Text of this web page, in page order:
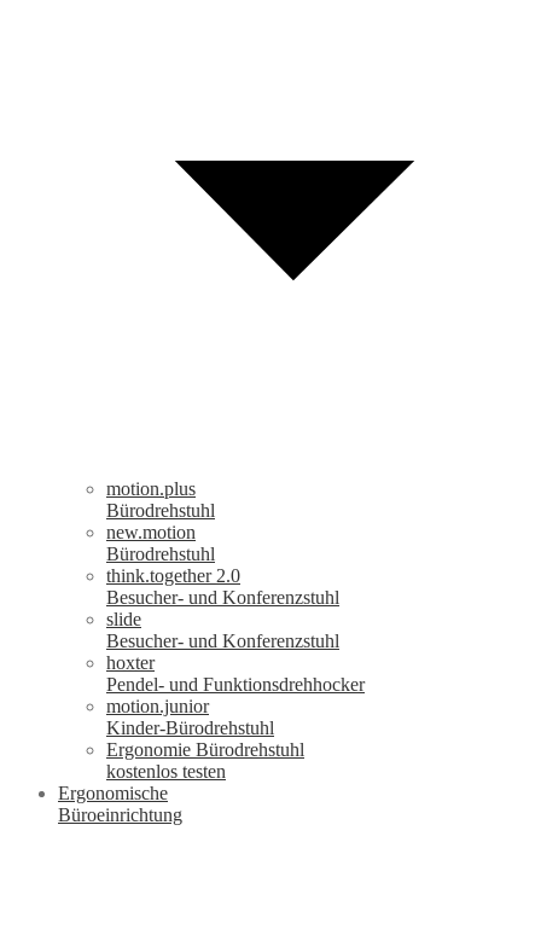
motion.plus
Bürodrehstuhl
new.motion
Bürodrehstuhl
think.together 2.0
Besucher- und Konferenzstuhl
slide
Besucher- und Konferenzstuhl
hoxter
Pendel- und Funktionsdrehhocker
motion.junior
Kinder-Bürodrehstuhl
Ergonomie Bürodrehstuhl
kostenlos testen
Ergonomische
Büroeinrichtung